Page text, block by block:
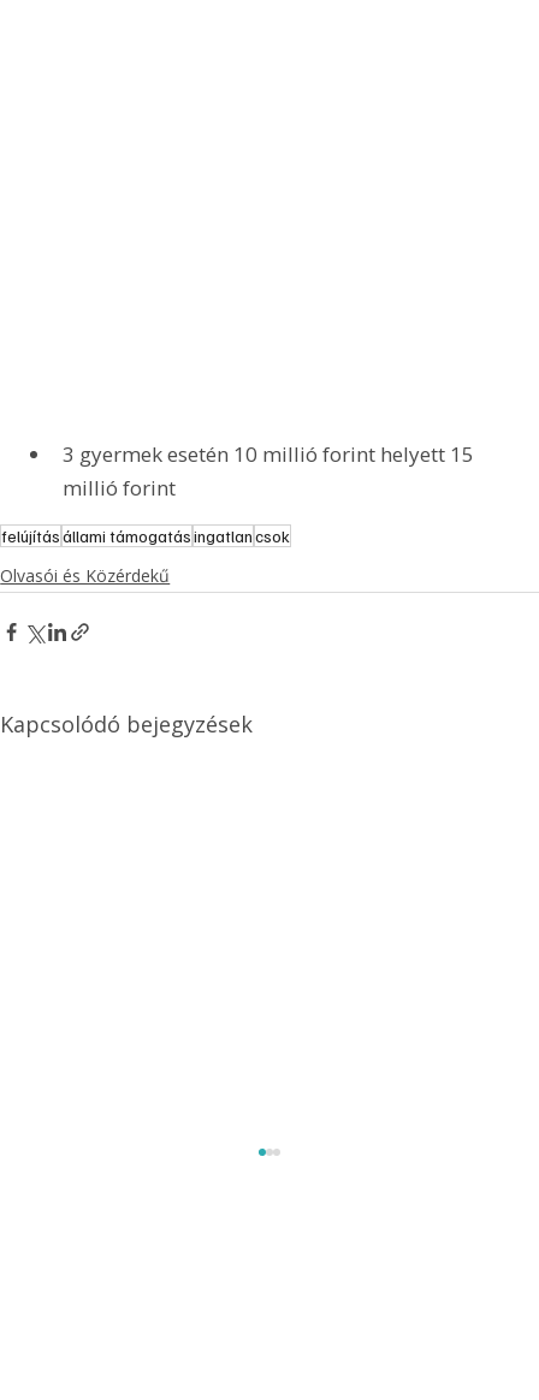
3 gyermek esetén 10 millió forint helyett 15
millió forint
felújításállami támogatásingatlancsok
Olvasói és Közérdekű
Kapcsolódó bejegyzések